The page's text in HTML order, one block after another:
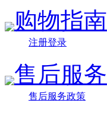
购物指南
注册登录
售后服务
售后服务政策